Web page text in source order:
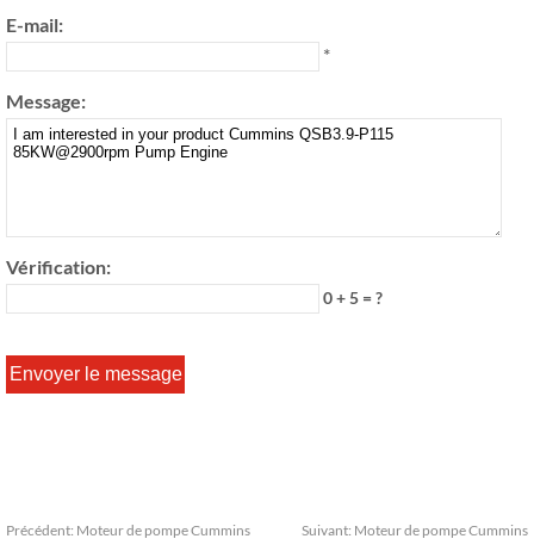
E-mail:
*
Message:
Vérification:
0 + 5 = ?
Précédent: Moteur de pompe Cummins
Suivant: Moteur de pompe Cummins